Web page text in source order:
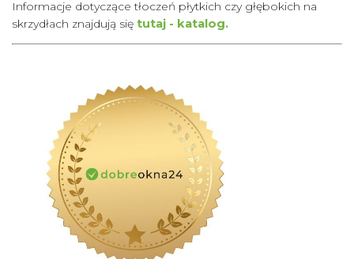
Informacje dotyczące tłoczeń płytkich czy głębokich na
skrzydłach znajdują się tutaj - katalog.